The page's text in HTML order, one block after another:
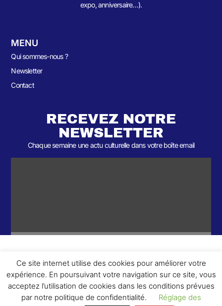
expo, anniversaire…).
MENU
Qui sommes-nous ?
Newsletter
Contact
RECEVEZ NOTRE
NEWSLETTER
Chaque semaine une actu culturelle dans votre boîte email
© 2026- Une collaboration 2 ème Round et Yellowpoly. Tous droits
réservés.
Ce site internet utilise des cookies pour améliorer votre
expérience. En poursuivant votre navigation sur ce site, vous
acceptez l’utilisation de cookies dans les conditions prévues
par notre politique de confidentialité.
Réglage des